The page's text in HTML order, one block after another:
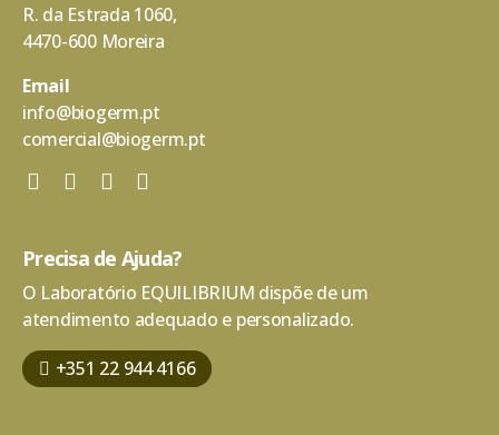
R. da Estrada 1060,
4470-600 Moreira
Email
info@biogerm.pt
comercial@biogerm.pt
Precisa de Ajuda?
O Laboratório EQUILIBRIUM dispõe de um
atendimento adequado e personalizado.
+351 22 944 4166